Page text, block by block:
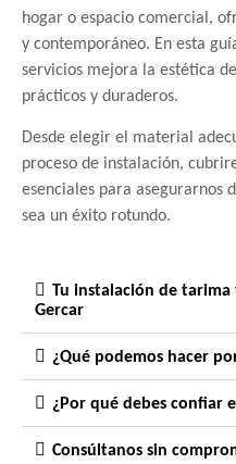
hogar o espacio comercial,
y contemporáneo. En esta
servicios mejora la estética
prácticos y duraderos.
Desde elegir el material
proceso de instalación,
esenciales para asegurarnos
sea un éxito rotundo.
Tu instalación de
Gercar
¿Qué podemos hacer
¿Por qué debes confiar
Consúltanos sin